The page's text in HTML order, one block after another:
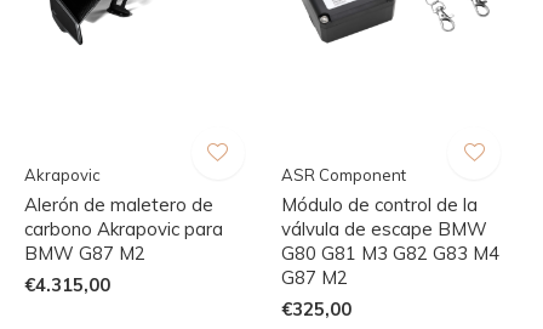
Akrapovic
Alerón de maletero de
carbono Akrapovic para
BMW G87 M2
€4.315,00
ASR Component
Módulo de control de la
válvula de escape BMW
G80 G81 M3 G82 G83 M4
G87 M2
€325,00